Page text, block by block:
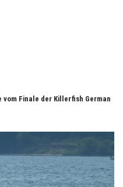
Finale der Killerfish German